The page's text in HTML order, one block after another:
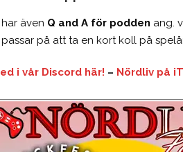
även Q and A för podden ang.
passar på att ta en kort koll på
i vår Discord här! – Nördliv på